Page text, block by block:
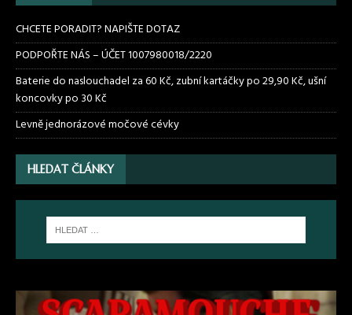
CHCETE PORADIT? NAPIŠTE DOTAZ
PODPOŘTE NÁS – ÚČET 1007980018/2220
Baterie do naslouchadel za 60 Kč, zubní kartáčky po 29,90 Kč, ušní
koncovky po 30 Kč
Levně jednorázové močové cévky
HLEDAT ČLÁNKY